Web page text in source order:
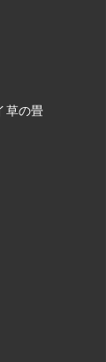
草の畳